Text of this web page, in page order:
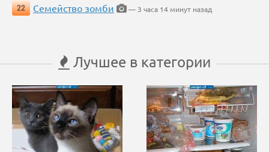
22
Семейство зомби — 3 часа 14 минут назад
Лучшее в категории